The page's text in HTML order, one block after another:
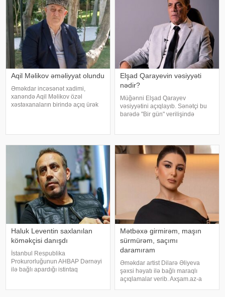
Aqil Məlikov əməliyyat olundu
Əməkdar incəsənət xadimi,
xanəndə Aqil Məlikov özəl
xəstəxanaların birində açıq ürək
Elşad Qarayevin vəsiyyəti
nədir?
Müğənni Elşad Qarayev
vəsiyyətini açıqlayıb. Sənətçi bu
barədə "Bir gün" verilişində
köçəcəyik. Amma köçməyin d
Haluk Leventin saxlanılan
köməkçisi danışdı
İstanbul Respublika
Prokurorluğunun AHBAP Dərnəyi
ilə bağlı apardığı istintaq
Mətbəxə girmirəm, maşın
sürmürəm, saçımı
daramıram
Əməkdar artist Dilarə Əliyeva
şəxsi həyatı ilə bağlı maraqlı
açıqlamalar verib. Axşam.az-a